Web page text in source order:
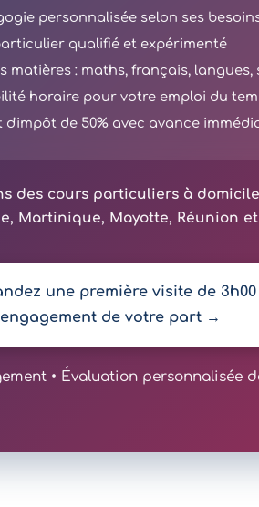
personnalisée selon ses
qualifié et expérimenté
matières : maths, français, langues,
horaire pour votre emploi du
d'impôt de 50% avec avance
des cours particuliers à
Martinique, Mayotte, Réunion et
une première visite de 3h00
de votre part →
• Évaluation personnalisée